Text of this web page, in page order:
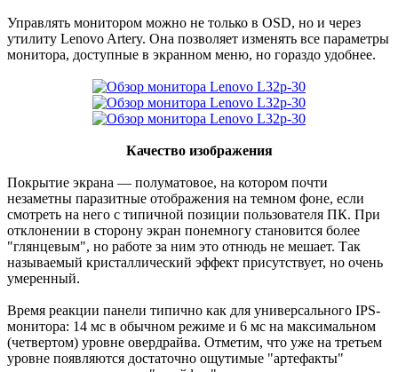
Управлять монитором можно не только в OSD, но и через
утилиту Lenovo Artery. Она позволяет изменять все параметры
монитора, доступные в экранном меню, но гораздо удобнее.
Качество изображения
Покрытие экрана — полуматовое, на котором почти
незаметны паразитные отображения на темном фоне, если
смотреть на него с типичной позиции пользователя ПК. При
отклонении в сторону экран понемногу становится более
"глянцевым", но работе за ним это отнюдь не мешает. Так
называемый кристаллический эффект присутствует, но очень
умеренный.
Время реакции панели типично как для универсального IPS-
монитора: 14 мс в обычном режиме и 6 мс на максимальном
(четвертом) уровне овердрайва. Отметим, что уже на третьем
уровне появляются достаточно ощутимые "артефакты"